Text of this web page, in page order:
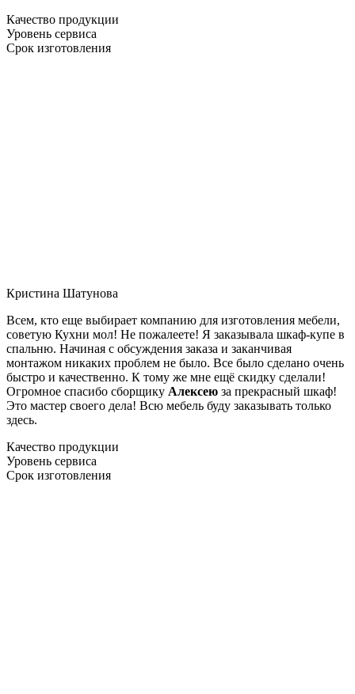
Качество продукции
Уровень сервиса
Срок изготовления
Кристина Шатунова
Всем, кто еще выбирает компанию для изготовления мебели,
советую Кухни мол! Не пожалеете! Я заказывала шкаф-купе в
спальню. Начиная с обсуждения заказа и заканчивая
монтажом никаких проблем не было. Все было сделано очень
быстро и качественно. К тому же мне ещё скидку сделали!
Огромное спасибо сборщику Алексею за прекрасный шкаф!
Это мастер своего дела! Всю мебель буду заказывать только
здесь.
Качество продукции
Уровень сервиса
Срок изготовления